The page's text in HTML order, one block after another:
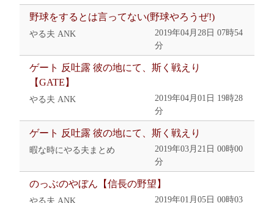
野球をするとは言ってない(野球やろうぜ!)
やる夫 ANK
2019年04月28日 07時54
分
ゲート 反吐露 彼の地にて、斯く戦えり
【GATE】
やる夫 ANK
2019年04月01日 19時28
分
ゲート 反吐露 彼の地にて、斯く戦えり
暇な時にやる夫まとめ
2019年03月21日 00時00
分
のっぶのやぼん【信長の野望】
やる夫 ANK
2019年01月05日 00時03